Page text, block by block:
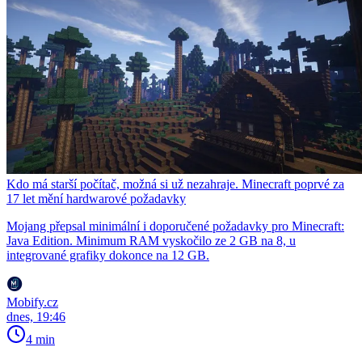
Kdo má starší počítač, možná si už nezahraje. Minecraft poprvé za
17 let mění hardwarové požadavky
Mojang přepsal minimální i doporučené požadavky pro Minecraft:
Java Edition. Minimum RAM vyskočilo ze 2 GB na 8, u
integrované grafiky dokonce na 12 GB.
Mobify.cz
dnes, 19:46
4 min